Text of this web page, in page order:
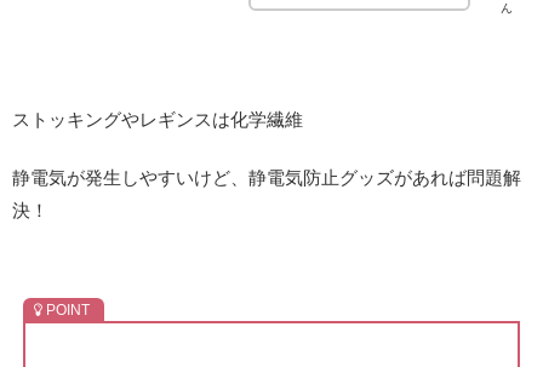
ん
ストッキングやレギンスは化学繊維
静電気が発生しやすいけど、静電気防止グッズがあれば問題解
決！